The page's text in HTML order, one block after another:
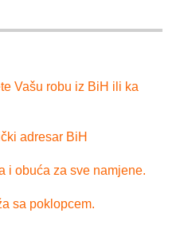
Vašu robu iz BiH ili ka
adresar BiH
i obuća za sve namjene.
sa poklopcem.